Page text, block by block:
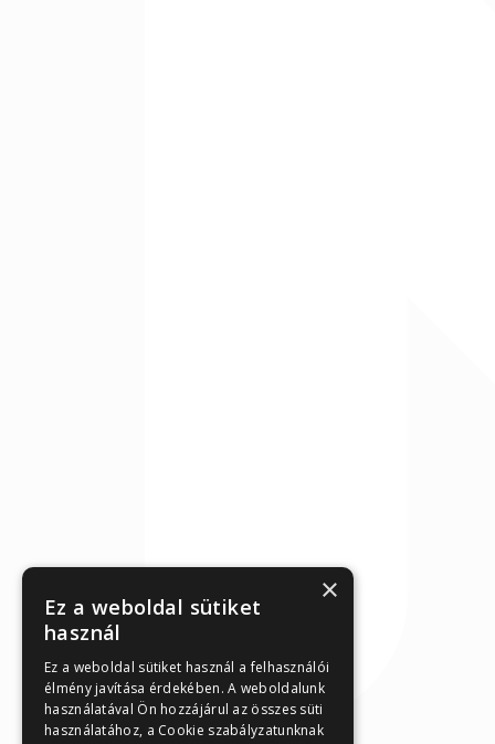
×
Ez a weboldal sütiket
használ
Ez a weboldal sütiket használ a felhasználói
élmény javítása érdekében. A weboldalunk
használatával Ön hozzájárul az összes süti
használatához, a Cookie szabályzatunknak